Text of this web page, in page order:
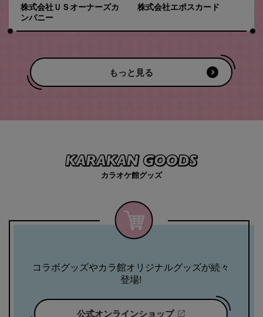
株式会社ＵＳオーナーズカ
ンパニー
株式会社エポスカード
もっと見る
カラオケ館グッズ
コラボグッズやカラ館オリジナルグッズが続々
登場!
公式オンラインショップ